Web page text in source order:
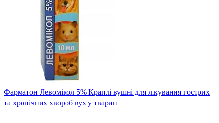
Фарматон Левомікол 5% Краплі вушні для лікування гострих
та хронічних хвороб вух у тварин